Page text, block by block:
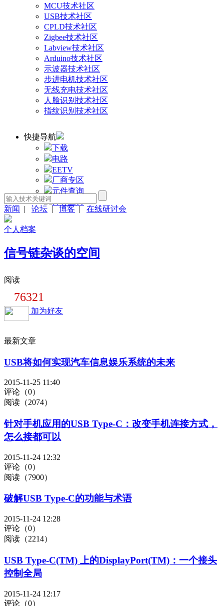
MCU技术社区
USB技术社区
CPLD技术社区
Zigbee技术社区
Labview技术社区
Arduino技术社区
示波器技术社区
步进电机技术社区
无线充电技术社区
人脸识别技术社区
指纹识别技术社区
快捷导航
下载
电路
EETV
厂商专区
元件查询
计算工具
新闻
| 论坛 | 博客 | 在线研讨会
个人档案
信号链杂谈的空间
阅读
76321
加为好友
最新文章
USB将如何实现汽车信息娱乐系统的未来
2015-11-25 11:40
评论（0）
阅读（2074）
针对手机应用的USB Type-C：改变手机连接方式，
怎么接都可以
2015-11-24 12:32
评论（0）
阅读（7900）
破解USB Type-C的功能与术语
2015-11-24 12:28
评论（0）
阅读（2214）
USB Type-C(TM) 上的DisplayPort(TM)：一个接头
控制全局
2015-11-24 12:17
评论（0）